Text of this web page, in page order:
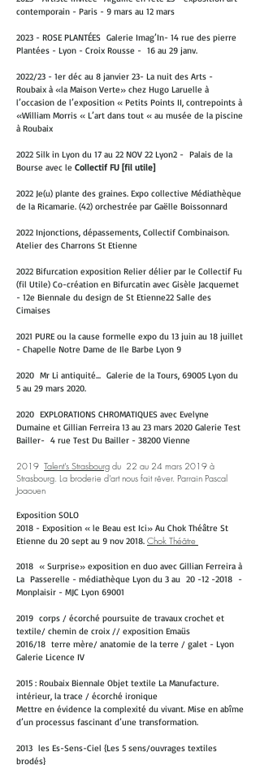
contemporain - Paris - 9 mars au 12 mars
2023 - ROSE PLANTÉES Galerie Imag’In- 14 rue des pierre
Plantées - Lyon - Croix Rousse - 16 au 29 janv.
2022/23 - 1er déc au 8 janvier 23- La nuit des Arts -
Roubaix à «la Maison Verte» chez Hugo Laruelle à
l’occasion de l’exposition « Petits Points II, contrepoints à
«William Morris « L’art dans tout « au musée de la piscine
à Roubaix
2022 Silk in Lyon du 17 au 22 NOV 22 Lyon2 - Palais de la
Bourse avec le Collectif FU [fil utile]
2022 Je(u) plante des graines. Expo collective Médiathèque
de la Ricamarie. (42) orchestrée par Gaëlle Boissonnard
2022 Injonctions, dépassements, Collectif Combinaison.
Atelier des Charrons St Etienne
2022 Bifurcation exposition Relier délier par le Collectif Fu
(fil Utile) Co-création en Bifurcatin avec Gisèle Jacquemet
- 12e Biennale du design de St Etienne22 Salle des
Cimaises
2021 PURE ou la cause formelle expo du 13 juin au 18 juillet
- Chapelle Notre Dame de Ile Barbe Lyon 9
2020 Mr Li antiquité... Galerie de la Tours, 69005 Lyon du
5 au 29 mars 2020.
2020 EXPLORATIONS CHROMATIQUES avec Evelyne
Dumaine et Gillian Ferreira 13 au 23 mars 2020 Galerie Test
Bailler- 4 rue Test Du Bailler - 38200 Vienne
2019 Talent's Strasbourg du 22 au 24 mars 2019 à
Strasbourg. La broderie d'art nous fait rêver. Parrain Pascal
Joaouen
Exposition SOLO
2018 - Exposition « le Beau est Ici» Au Chok Théâtre St
Etienne du 20 sept au 9 nov 2018. Chok Théâtre
2018 « Surprise» exposition en duo avec Gillian Ferreira à
La Passerelle - médiathèque Lyon du 3 au 20 -12 -2018 -
Monplaisir - MJC Lyon 69001
2019 corps / écorché poursuite de travaux crochet et
textile/ chemin de croix // exposition Emaüs
2016/18 terre mère/ anatomie de la terre / galet - Lyon
Galerie Licence IV
2015 : Roubaix Biennale Objet textile La Manufacture.
intérieur, la trace / écorché ironique
Mettre en évidence la complexité du vivant. Mise en abîme
d’un processus fascinant d’une transformation.
2013 les Es-Sens-Ciel {Les 5 sens/ouvrages textiles
brodés}